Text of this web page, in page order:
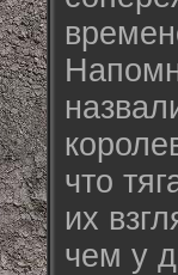
что
их
чем у